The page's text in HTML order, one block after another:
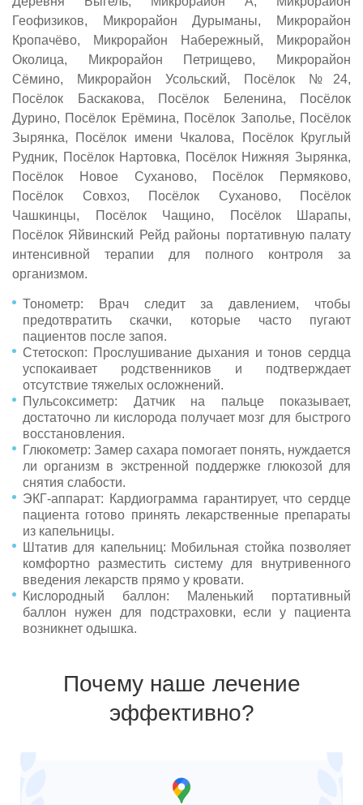
Геофизиков, Микрорайон Дурыманы, Микрорайон
Кропачёво, Микрорайон Набережный, Микрорайон
Околица, Микрорайон Петрищево, Микрорайон
Сёмино, Микрорайон Усольский, Посёлок №24,
Посёлок Баскакова, Посёлок Беленина, Посёлок
Дурино, Посёлок Ерёмина, Посёлок Заполье, Посёлок
Зырянка, Посёлок имени Чкалова, Посёлок Круглый
Рудник, Посёлок Нартовка, Посёлок Нижняя Зырянка,
Посёлок Новое Суханово, Посёлок Пермяково,
Посёлок Совхоз, Посёлок Суханово, Посёлок
Чашкинцы, Посёлок Чащино, Посёлок Шарапы,
Посёлок Яйвинский Рейд районы портативную палату
интенсивной терапии для полного контроля за
организмом.
Тонометр: Врач следит за давлением, чтобы
предотвратить скачки, которые часто пугают
пациентов после запоя.
Стетоскоп: Прослушивание дыхания и тонов сердца
успокаивает родственников и подтверждает
отсутствие тяжелых осложнений.
Пульсоксиметр: Датчик на пальце показывает,
достаточно ли кислорода получает мозг для быстрого
восстановления.
Глюкометр: Замер сахара помогает понять, нуждается
ли организм в экстренной поддержке глюкозой для
снятия слабости.
ЭКГ-аппарат: Кардиограмма гарантирует, что сердце
пациента готово принять лекарственные препараты
из капельницы.
Штатив для капельниц: Мобильная стойка позволяет
комфортно разместить систему для внутривенного
введения лекарств прямо у кровати.
Кислородный баллон: Маленький портативный
баллон нужен для подстраховки, если у пациента
возникнет одышка.
Почему наше лечение
эффективно?